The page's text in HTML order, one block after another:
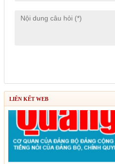
LIÊN KẾT WEB